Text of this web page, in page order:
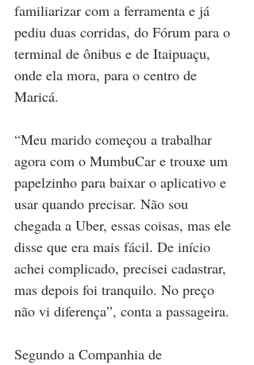
familiarizar com a ferramenta e já
pediu duas corridas, do Fórum para o
terminal de ônibus e de Itaipuaçu,
onde ela mora, para o centro de
Maricá.
“Meu marido começou a trabalhar
agora com o MumbuCar e trouxe um
papelzinho para baixar o aplicativo e
usar quando precisar. Não sou
chegada a Uber, essas coisas, mas ele
disse que era mais fácil. De início
achei complicado, precisei cadastrar,
mas depois foi tranquilo. No preço
não vi diferença”, conta a passageira.
Segundo a Companhia de